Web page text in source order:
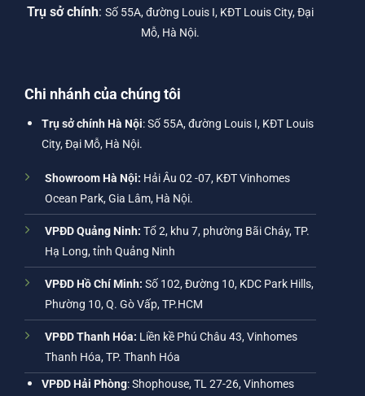
Trụ sở chính: Số 55A, đường Louis I, KĐT Louis City, Đại
Mỗ, Hà Nội.
Chi nhánh của chúng tôi
Trụ sở chính Hà Nội: Số 55A, đường Louis I, KĐT Louis
City, Đại Mỗ, Hà Nội.
Showroom Hà Nội: Hải Âu 02 -07, KĐT Vinhomes
Ocean Park, Gia Lâm, Hà Nội.
VPĐD Quảng Ninh: Tổ 2, khu 7, phường Bãi Cháy, TP.
Hạ Long, tỉnh Quảng Ninh
VPĐD Hồ Chí Minh: Số 102, Đường 10, KDC Park Hills,
Phường 10, Q. Gò Vấp, TP.HCM
VPĐD Thanh Hóa: Liền kề Phú Châu 43, Vinhomes
Thanh Hóa, TP. Thanh Hóa
VPĐD Hải Phòng: Shophouse, TL 27-26, Vinhomes